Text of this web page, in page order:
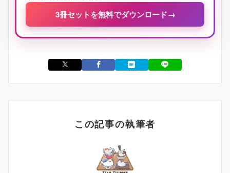
3冊セットを無料でダウンロード →
この記事の執筆者